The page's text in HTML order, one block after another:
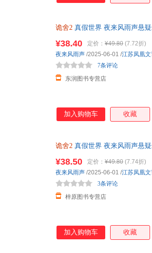
诡舍2 真假世界 夜来风雨声悬
¥38.40 定价： ¥49.80 (7.72折)
东润图书专营店
7条评论
夜来风雨声 /2025-06-01 /江苏凤凰
加入购物车 收藏
诡舍2 真假世界 夜来风雨声悬
¥38.50 定价： ¥49.80 (7.74折)
梓原图书专营店
3条评论
夜来风雨声 /2025-06-01 /江苏凤凰
加入购物车 收藏